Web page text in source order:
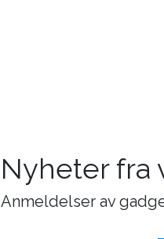
Nyheter fra
Anmeldelser av